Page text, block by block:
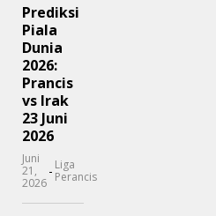
Prediksi
Piala
Dunia
2026:
Prancis
vs Irak
23 Juni
2026
Juni
21,
2026
- Liga
Perancis